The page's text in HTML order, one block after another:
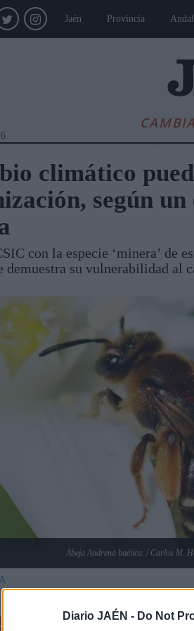
Diario JAÉN - Do Not
Jaén Provincia
Jaén Provincia Linares Andalucía
climático
según un
con la especie ‘minera’ de
demuestra su vulnerabilidad al
Abeja Andrena baética. / Carlos M.
H.